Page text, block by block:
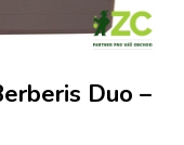
Duo –